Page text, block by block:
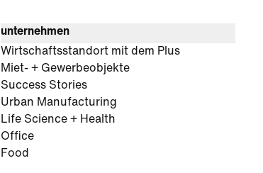
unternehmen
Wirtschaftsstandort mit dem Plus
Miet- + Gewerbeobjekte
Success Stories
Urban Manufacturing
Life Science + Health
Office
Food